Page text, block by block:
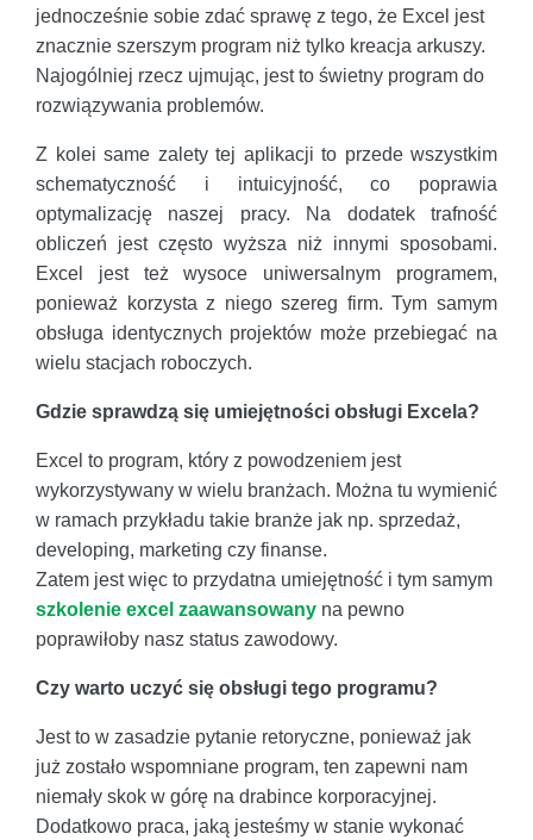
jednocześnie sobie zdać sprawę z tego, że Excel jest
znacznie szerszym program niż tylko kreacja arkuszy.
Najogólniej rzecz ujmując, jest to świetny program do
rozwiązywania problemów.
Z kolei same zalety tej aplikacji to przede wszystkim
schematyczność i intuicyjność, co poprawia
optymalizację naszej pracy. Na dodatek trafność
obliczeń jest często wyższa niż innymi sposobami.
Excel jest też wysoce uniwersalnym programem,
ponieważ korzysta z niego szereg firm. Tym samym
obsługa identycznych projektów może przebiegać na
wielu stacjach roboczych.
Gdzie sprawdzą się umiejętności obsługi Excela?
Excel to program, który z powodzeniem jest
wykorzystywany w wielu branżach. Można tu wymienić
w ramach przykładu takie branże jak np. sprzedaż,
developing, marketing czy finanse.
Zatem jest więc to przydatna umiejętność i tym samym
szkolenie excel zaawansowany na pewno
poprawiłoby nasz status zawodowy.
Czy warto uczyć się obsługi tego programu?
Jest to w zasadzie pytanie retoryczne, ponieważ jak
już zostało wspomniane program, ten zapewni nam
niemały skok w górę na drabince korporacyjnej.
Dodatkowo praca, jaką jesteśmy w stanie wykonać